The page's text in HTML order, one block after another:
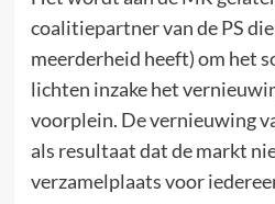
coalitiepartner van de PS
meerderheid heeft) om het
lichten inzake het
voorplein. De vernieuwing
als resultaat dat de markt
verzamelplaats voor